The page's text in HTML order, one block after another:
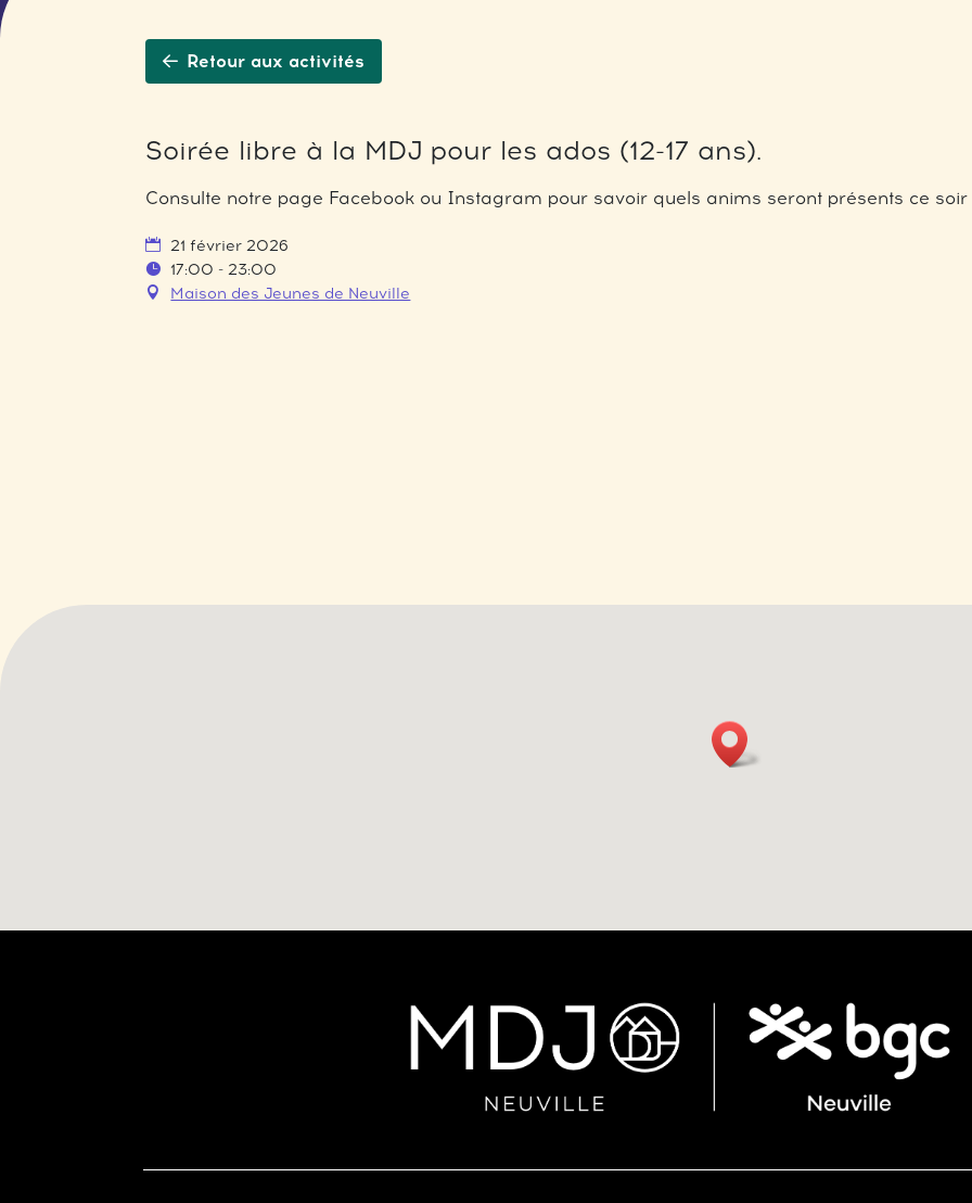
Retour aux activités
Soirée libre à la MDJ pour les ados (12-17 ans).
Consulte notre page Facebook ou Instagram pour savoir quels anims seront présents ce soir
21 février 2026
17:00 - 23:00
Maison des Jeunes de Neuville